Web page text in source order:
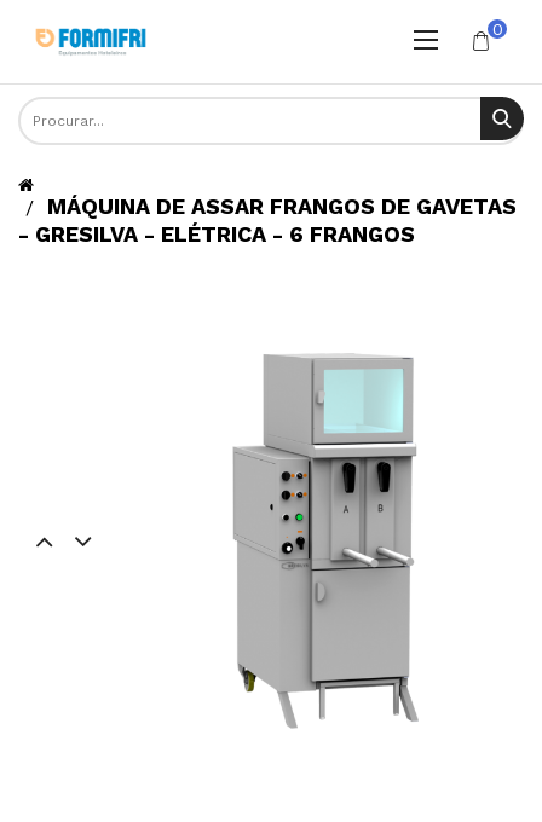
0
MÁQUINA DE ASSAR FRANGOS DE GAVETAS
- GRESILVA - ELÉTRICA - 6 FRANGOS